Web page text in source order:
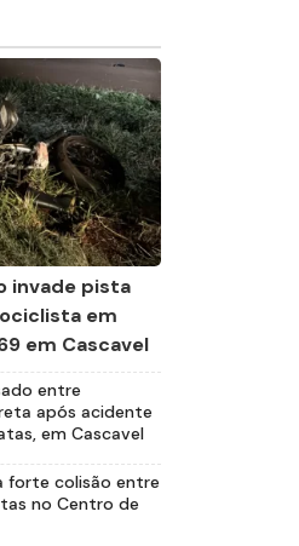
invade pista
em
em Cascavel
entre
após acidente
em Cascavel
forte colisão entre
no Centro de